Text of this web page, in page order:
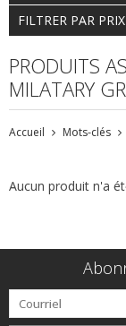
FILTRER PAR PRIX
PRODUITS
MILATARY
Accueil Mots-clés
Aucun produit n'a